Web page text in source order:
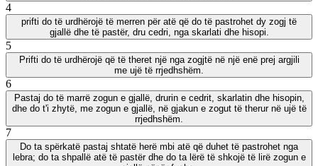
4
prifti do të urdhërojë të merren për atë që do të pastrohet dy zogj të
gjallë dhe të pastër, dru cedri, nga skarlati dhe hisopi.
5
Prifti do të urdhërojë që të theret një nga zogjtë në një enë prej argjili
me ujë të rrjedhshëm.
6
Pastaj do të marrë zogun e gjallë, drurin e cedrit, skarlatin dhe hisopin,
dhe do t'i zhytë, me zogun e gjallë, në gjakun e zogut të therur në ujë të
rrjedhshëm.
7
Do ta spërkatë pastaj shtatë herë mbi atë që duhet të pastrohet nga
lebra; do ta shpallë atë të pastër dhe do ta lërë të shkojë të lirë zogun e